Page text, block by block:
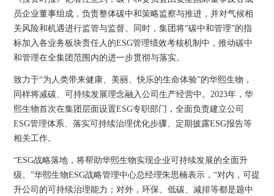
员企业董事组成，负责整体碳中和策略监察与推进，并对气候相
关风险和机遇进行监管与监督。同时，集团将“碳中和管理”的指
标加入各业务板块责任人的ESG管理绩效考核机制中，推动碳中
和管理在全集团范围内的进一步贯彻与落实。
致力于“为人类带来健康、美丽、快乐的生命体验”的华熙生物，
同样将减碳、可持续发展理念融入公司生产经营中。2023年，华
熙生物首次在集团层面设置ESG专职部门，全面负责建立公司
ESG管理体系、落实可持续治理优化步骤、定期披露ESG报告等
相关工作。
“ESG战略落地，将帮助华熙生物实现企业可持续发展的全面升
级。”华熙生物ESG战略管理中心总经理朱思楠表示，“对内，可提
升公司的可持续治理能力；对外，环保、低碳、减排等都是题中